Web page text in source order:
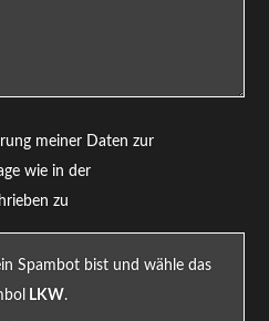
meiner Daten zur
wie in der
zu
Spambot bist und wähle das
LKW.